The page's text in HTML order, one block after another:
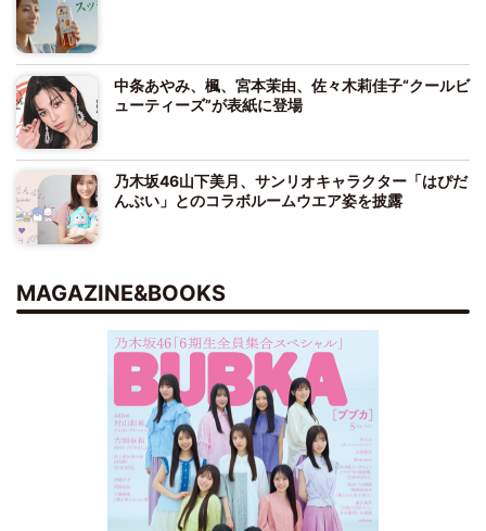
中条あやみ、楓、宮本茉由、佐々木莉佳子“クールビ
ューティーズ”が表紙に登場
乃木坂46山下美月、サンリオキャラクター「はぴだ
んぶい」とのコラボルームウエア姿を披露
MAGAZINE&BOOKS